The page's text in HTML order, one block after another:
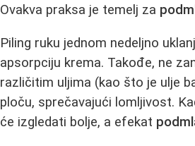
Ovakva praksa je temelj za
Piling ruku jednom nedeljno
apsorpciju krema. Takođe, ne
različitim uljima (kao što je ulje
ploču, sprečavajući lomljivost.
će izgledati bolje, a efekat